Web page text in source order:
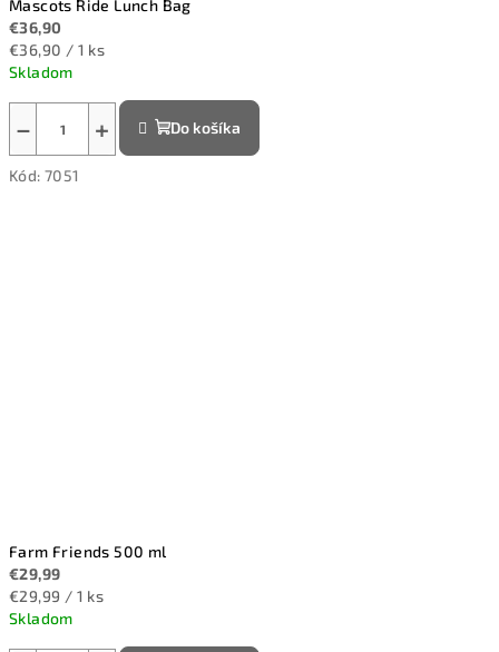
Mascots Ride Lunch Bag
€36,90
Jednotková
cena:
€36,90 / 1 ks
Skladom
+
− Do košíka
Kód: 7051
Farm Friends 500 ml
€29,99
Jednotková
cena:
€29,99 / 1 ks
Skladom